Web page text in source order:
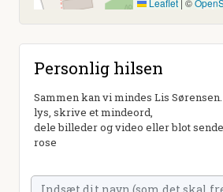
Leaflet | ©
Personlig hilsen
Sammen kan vi mindes Lis
lys, skrive et mindeord,
dele billeder og video eller blot
rose